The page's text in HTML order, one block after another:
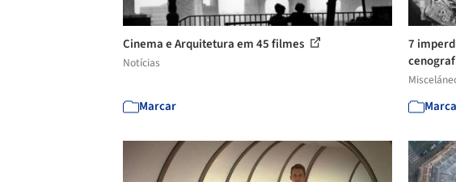
Cinema e Arquitetura em 45 filmes
Notícias
Marcar
7